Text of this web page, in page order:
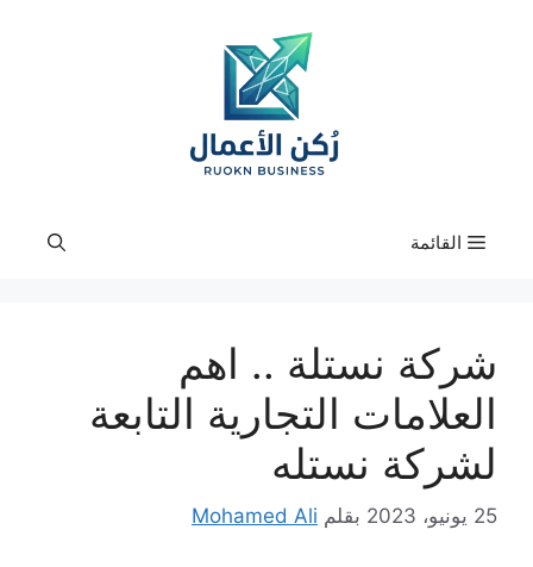
القائمة
شركة نستلة .. اهم
العلامات التجارية التابعة
لشركة نستله
25 يونيو، 2023 بقلم Mohamed Ali